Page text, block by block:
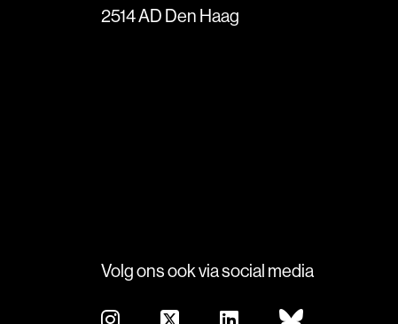
2514 AD Den Haag
Volg ons ook via social media